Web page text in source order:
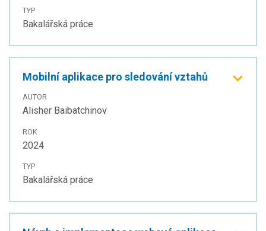
TYP
Bakalářská práce
Mobilní aplikace pro sledování vztahů
AUTOR
Alisher Baibatchinov
ROK
2024
TYP
Bakalářská práce